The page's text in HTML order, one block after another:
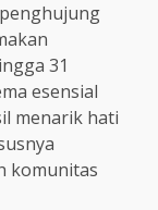
31
esensial
menarik hati
komunitas